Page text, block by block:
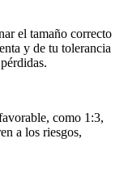
el tamaño correcto
y de tu tolerancia
como 1:3,
a los riesgos,